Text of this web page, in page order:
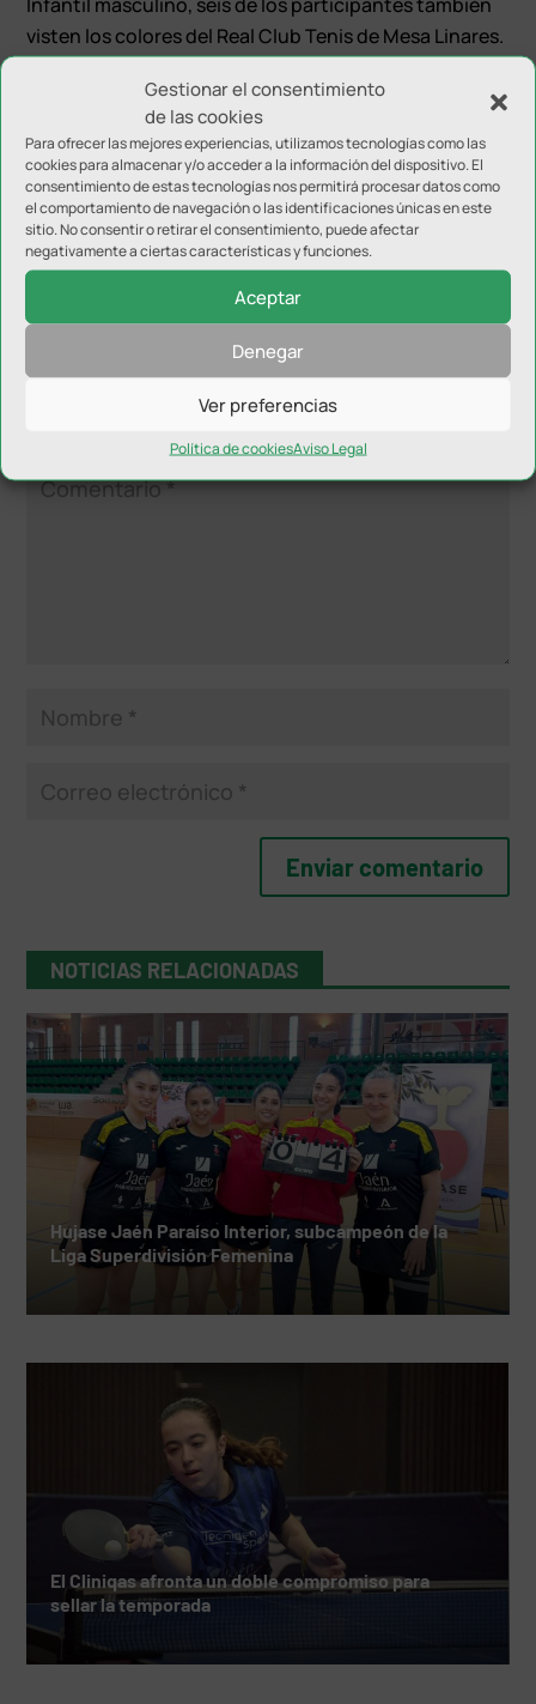
Gestionar el consentimiento
de las cookies
Para ofrecer las mejores experiencias, utilizamos tecnologías como las
cookies para almacenar y/o acceder a la información del dispositivo. El
consentimiento de estas tecnologías nos permitirá procesar datos como
el comportamiento de navegación o las identificaciones únicas en este
sitio. No consentir o retirar el consentimiento, puede afectar
negativamente a ciertas características y funciones.
Aceptar
Denegar
Ver preferencias
Política de cookiesAviso Legal
visten los colores del Real Club Tenis de Mesa Linares.
Dos chicas habrá entre las ocho mejores de Andalucía
en Juvenil femenino, mientras que en masculino,
contarán con dos jugadores. En Alevín masculino
tendrán un jugador.
Tu dirección de correo electrónico no será publicada.
NOTICIAS RELACIONADAS
Hujase Jaén Paraíso Interior, subcampeón de la
Liga Superdivisión Femenina
El Cliniqas afronta un doble compromiso para
sellar la temporada